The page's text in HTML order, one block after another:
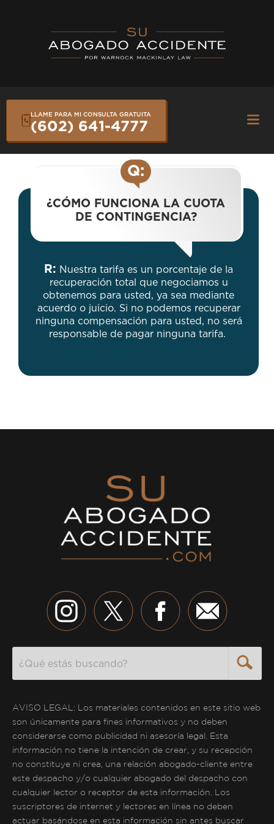
LLAME PARA MI CONSULTA GRATUITA
(602) 641-4777
Q:
¿CÓMO FUNCIONA LA CUOTA
DE CONTINGENCIA?
R: Nuestra tarifa es un porcentaje de la
recuperación total que negociamos u
obtenemos para usted, ya sea mediante
acuerdo o juicio. Si no podemos recuperar
ninguna compensación para usted, no será
responsable de pagar ninguna tarifa.
AVISO LEGAL: Los materiales contenidos en este sitio web
son únicamente para fines informativos y no deben
considerarse como publicidad ni asesoría legal. Esta
información no tiene la intención de crear, y su recepción
no constituye ni crea, una relación abogado-cliente entre
este despacho y/o cualquier abogado del despacho con
cualquier lector o receptor de esta información. Los
suscriptores de internet y lectores en línea no deben
actuar basándose en esta información sin antes buscar